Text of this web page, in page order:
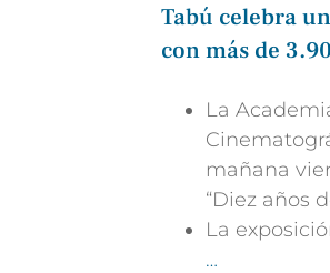
Tabú celebra
con más de
La
mañana
“Diez años
La
…